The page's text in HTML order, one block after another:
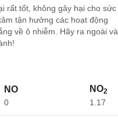
rất tốt, không gây hại cho sức
tận hưởng các hoạt động
về ô nhiễm. Hãy ra ngoài và
NO
0
NO2
1.17